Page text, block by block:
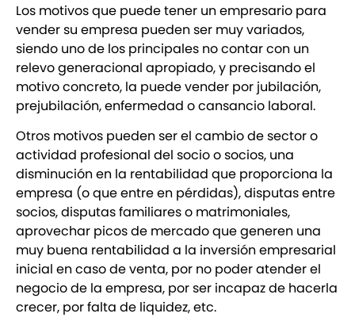
Los motivos que puede tener un empresario para
vender su empresa pueden ser muy variados,
siendo uno de los principales no contar con un
relevo generacional apropiado, y precisando el
motivo concreto, la puede vender por jubilación,
prejubilación, enfermedad o cansancio laboral.
Otros motivos pueden ser el cambio de sector o
actividad profesional del socio o socios, una
disminución en la rentabilidad que proporciona la
empresa (o que entre en pérdidas), disputas entre
socios, disputas familiares o matrimoniales,
aprovechar picos de mercado que generen una
muy buena rentabilidad a la inversión empresarial
inicial en caso de venta, por no poder atender el
negocio de la empresa, por ser incapaz de hacerla
crecer, por falta de liquidez, etc.